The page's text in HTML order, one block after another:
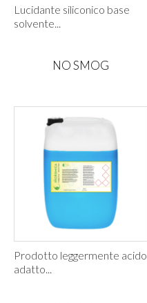
Lucidante siliconico base
solvente...
NO SMOG
Prodotto leggermente acido
adatto...